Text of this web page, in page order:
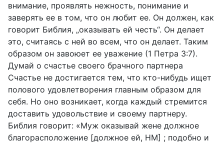
внимание, проявлять нежность, понимание и
заверять ее в том, что он любит ее. Он должен, как
говорит Библия, „оказывать ей честь“. Он делает
это, считаясь с ней во всем, что он делает. Таким
образом он завоюет ее уважение (1 Петра 3:7).
Думай о счастье своего брачного партнера
Счастье не достигается тем, что кто-нибудь ищет
полового удовлетворения главным образом для
себя. Но оно возникает, когда каждый стремится
доставить удовольствие и своему партнеру.
Библия говорит: «Муж оказывай жене должное
благорасположение [должное ей, НМ] ; подобно и